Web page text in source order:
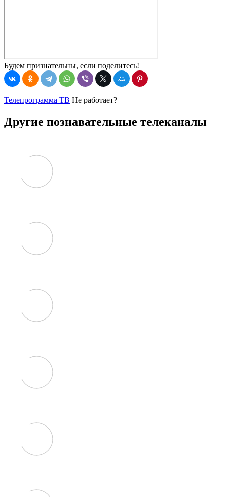
Будем признательны, если поделитесь!
Телепрограмма ТВ Не работает?
Другие познавательные телеканалы